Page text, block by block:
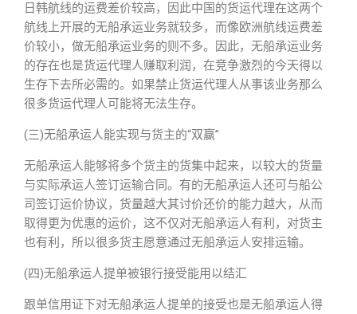
日韩航线的运费差价较高，因此中国的货运代理在这两个
航线上开展的无船承运业务就较多，而像欧洲航线运费差
价较小，做无船承运业务的则不多。因此，无船承运业务
的存在也是货运代理人赚取利润，在竞争激烈的今天得以
生存下去所必需的。如果禁止货运代理人从事该业务那么
很多货运代理人可能将无法生存。
(三)无船承运人能实现与货主的“双赢”
无船承运人能够将多个货主的货集中起来，以较大的货量
与实际承运人签订运输合同。有的无船承运人还可与船公
司签订运价协议，货量越大其讨价还价的能力越大，从而
取得更为优惠的运价，这不仅对无船承运人有利，对货主
也有利，所以很多货主愿意通过无船承运人安排运输。
(四)无船承运人提单被银行接受能用以结汇
跟单信用证下对无船承运人提单的接受也是无船承运人得